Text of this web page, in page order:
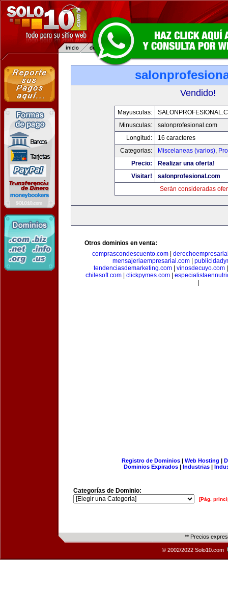
Vendido!
Mayusculas:
Minusculas:
salonprofesional.com
Longitud:
16 caracteres
Categorias:
Miscelaneas (varios),
Precio:
Realizar una oferta!
Visitar!
salonprofesional.com
Serán consideradas
Otros dominios en venta:
comprascondescuento.com
mensajeriaempresarial.com|
tendenciasdemarketing.com| vinosdecuyo.com
chilesoft.com
clickpymes.com
Registro de Dominios| Web Hosting |
Dominios Expirados | Industrias |
Categorías de Dominio:
[Pág.
** Precios
© 2002/2022 Solo10.com